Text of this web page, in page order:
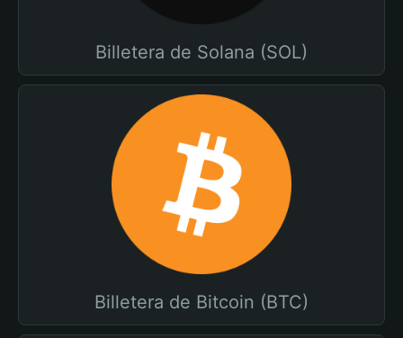
Billetera de Solana (SOL)
Billetera de Bitcoin (BTC)